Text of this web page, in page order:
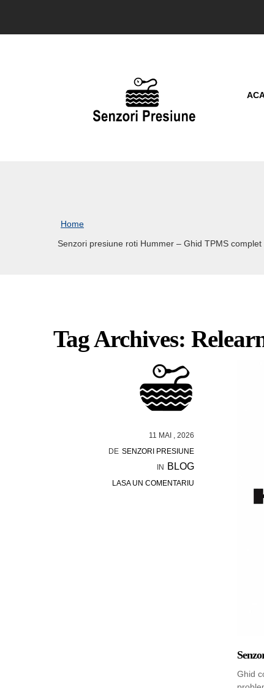
Home
Senzori presiune roti Hummer – Ghid TPMS complet
Tag Archives:
11 MAI , 2026
DE SENZORI PRESIUNE
IN
BLOG
LASA UN COMENTARIU
Ghid